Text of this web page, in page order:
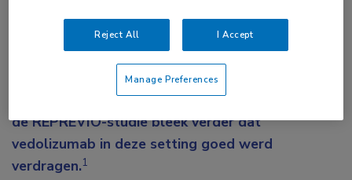
verhoogd risico op recidieven is behandeling met
vedolizumab versus placebo geassocieerd met
een significant lagere incidentie en ernst van
postoperatieve recidieven. Uit de resultaten van
de REPREVIO-studie bleek verder dat
vedolizumab in deze setting goed werd
verdragen.1
Reject All I Accept
Manage Preferences